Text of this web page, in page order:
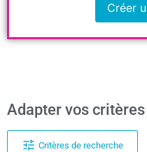
Créer
Adapter vos
Critères de recherche